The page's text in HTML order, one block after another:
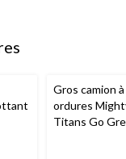
Gros camion à
ordures
Titans Go